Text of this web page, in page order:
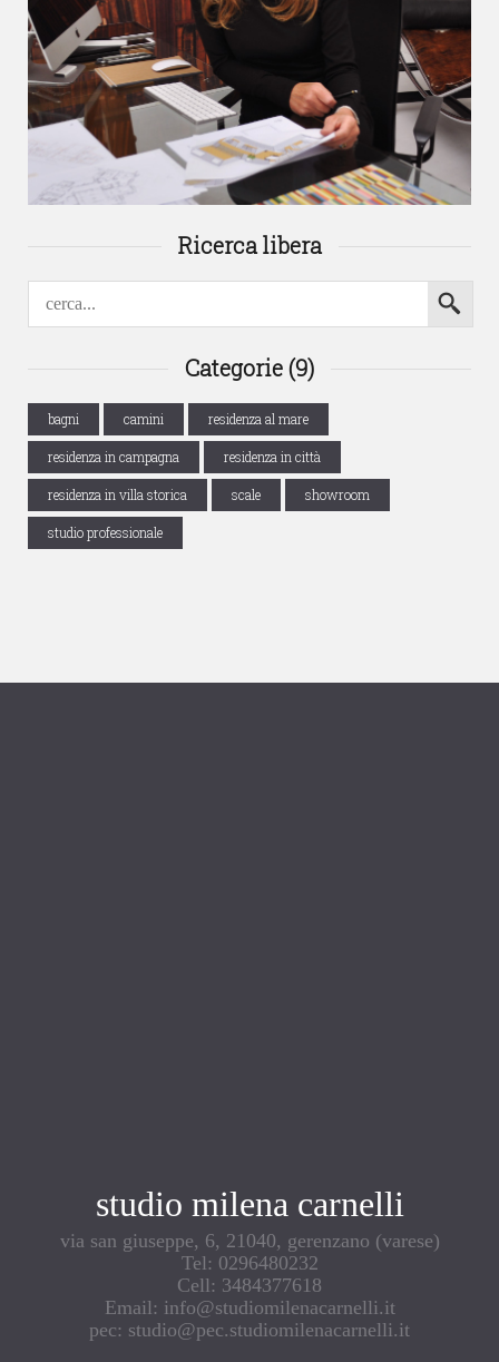
Ricerca libera
Categorie (9)
bagni camini residenza al mare
residenza in campagna residenza in città
residenza in villa storica scale showroom
studio professionale
studio milena carnelli
via san giuseppe, 6, 21040, gerenzano (varese)
Tel: 0296480232
Cell: 3484377618
Email: info@studiomilenacarnelli.it
pec: studio@pec.studiomilenacarnelli.it